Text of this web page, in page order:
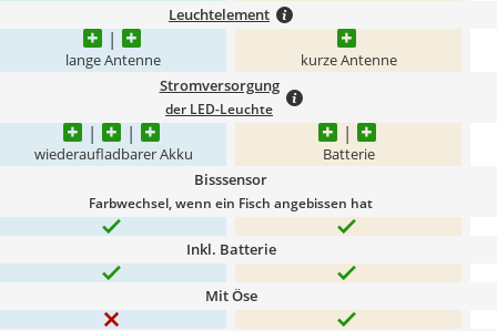
Leuchtelement
lange Antenne kurze Antenne
Stromversorgung
der LED-Leuchte
wiederaufladbarer Akku Batterie
Bisssensor
Farbwechsel, wenn ein Fisch angebissen hat
Inkl. Batterie
Mit Öse